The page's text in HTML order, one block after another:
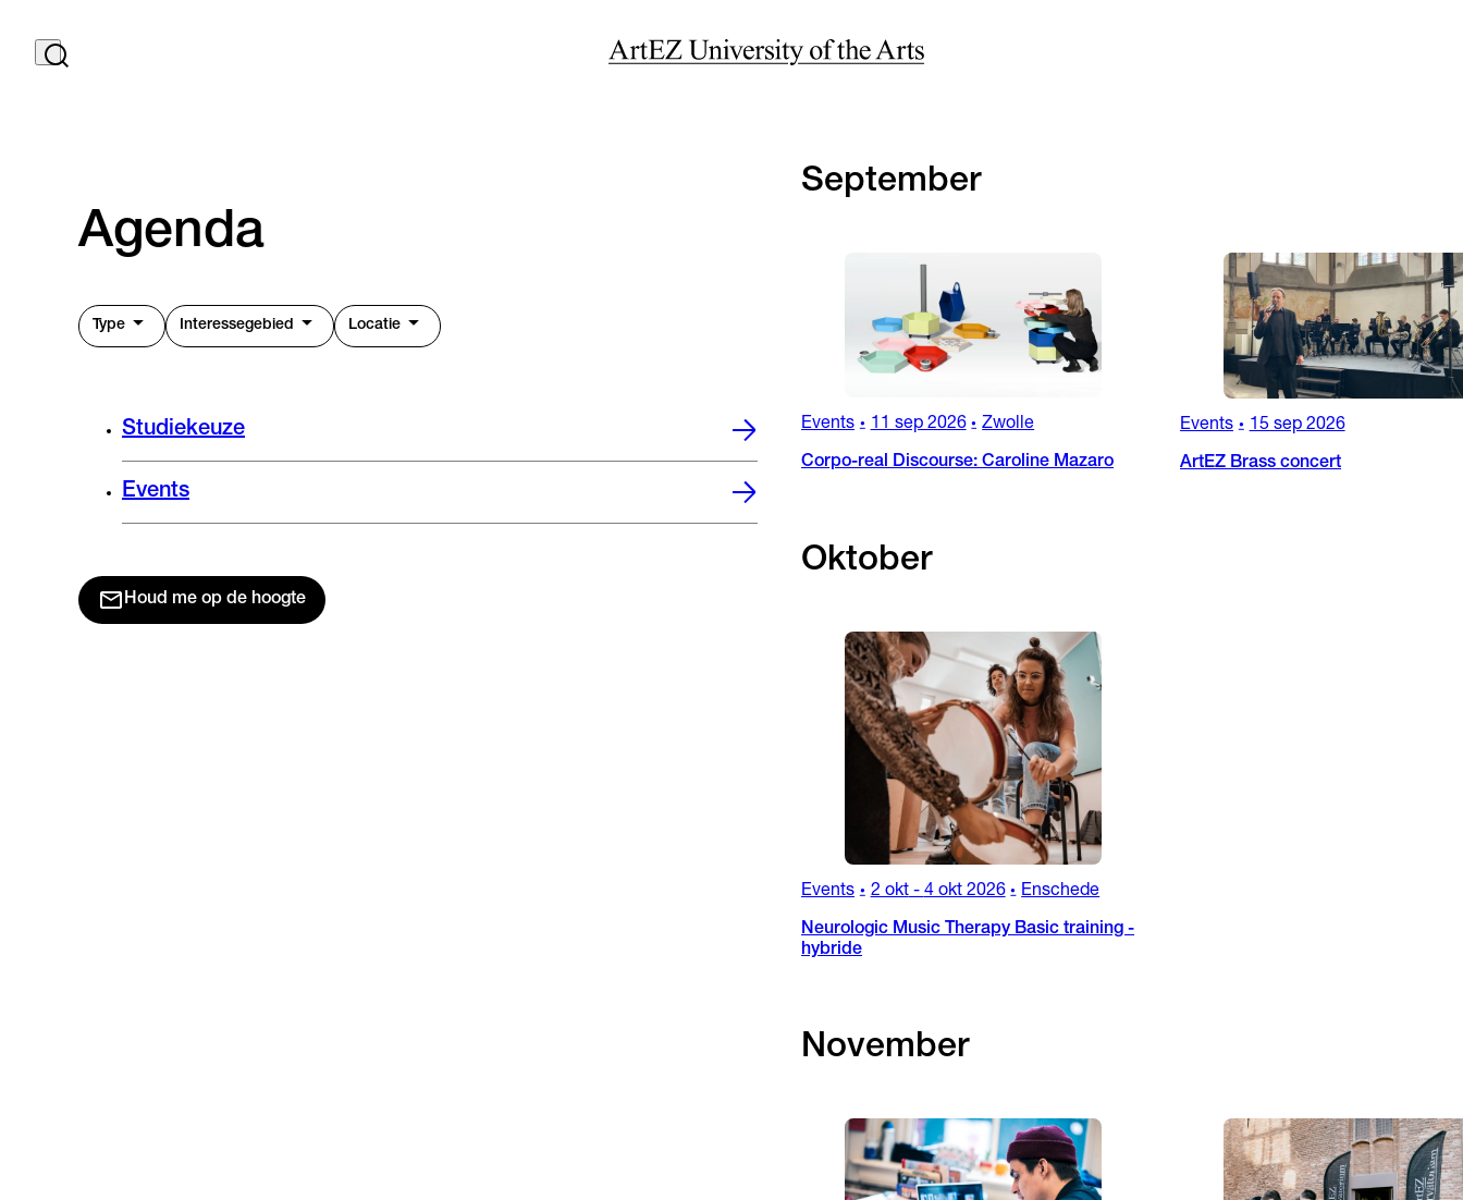
Agenda
Type Interessegebied Locatie
Studiekeuze
Events
Houd me op de hoogte
September
Events • 11 sep 2026 • Zwolle
Corpo-real Discourse: Caroline Mazaro
Events • 15 sep 2026
ArtEZ Brass concert
Oktober
Events • 2 okt- 4 okt 2026 • Enschede
Neurologic Music Therapy Basic training -
hybride
November